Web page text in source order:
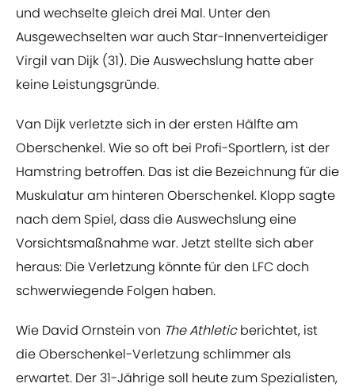
und wechselte gleich drei Mal. Unter den
Ausgewechselten war auch Star-Innenverteidiger
Virgil van Dijk (31). Die Auswechslung hatte aber
keine Leistungsgründe.
Van Dijk verletzte sich in der ersten Hälfte am
Oberschenkel. Wie so oft bei Profi-Sportlern, ist der
Hamstring betroffen. Das ist die Bezeichnung für die
Muskulatur am hinteren Oberschenkel. Klopp sagte
nach dem Spiel, dass die Auswechslung eine
Vorsichtsmaßnahme war. Jetzt stellte sich aber
heraus: Die Verletzung könnte für den LFC doch
schwerwiegende Folgen haben.
Wie David Ornstein von The Athleticberichtet, ist
die Oberschenkel-Verletzung schlimmer als
erwartet. Der 31-Jährige soll heute zum Spezialisten,